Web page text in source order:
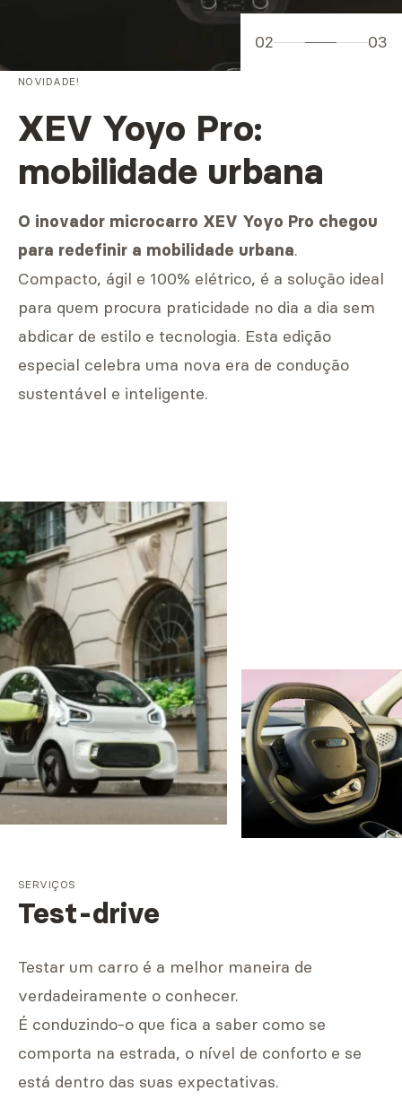
02 03
NOVIDADE!
XEV Yoyo Pro:
mobilidade urbana
O inovador microcarro XEV Yoyo Pro chegou
para redefinir a mobilidade urbana.
Compacto, ágil e 100% elétrico, é a solução ideal
para quem procura praticidade no dia a dia sem
abdicar de estilo e tecnologia. Esta edição
especial celebra uma nova era de condução
sustentável e inteligente.
SERVIÇOS
Test-drive
Testar um carro é a melhor maneira de
verdadeiramente o conhecer.
É conduzindo-o que fica a saber como se
comporta na estrada, o nível de conforto e se
está dentro das suas expectativas.